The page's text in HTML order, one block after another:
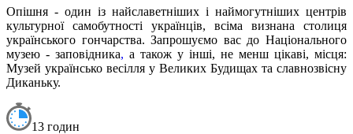
Опішня - один із найславетніших і наймогутніших центрів
культурної самобутності українців, всіма визнана столиця
українського гончарства. Запрошуємо вас до Національного
музею - заповідника, а також у інші, не менш цікаві, місця:
Музей українсько весілля у Великих Будищах та славнозвісну
Диканьку.
13 годин